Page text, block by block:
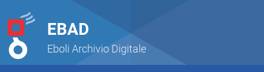
EBAD
Eboli Archivio Digitale